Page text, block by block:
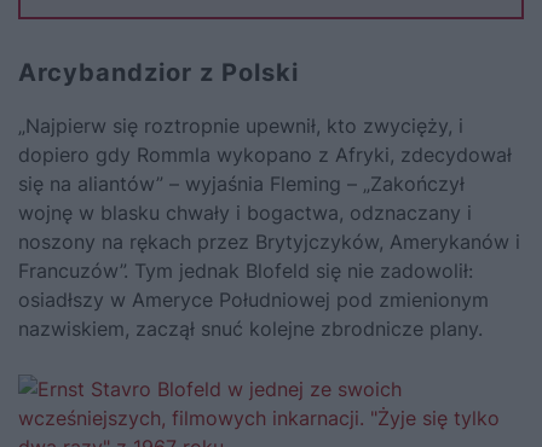
Arcybandzior z Polski
„Najpierw się roztropnie upewnił, kto zwycięży, i
dopiero gdy Rommla wykopano z Afryki, zdecydował
się na aliantów” – wyjaśnia Fleming – „Zakończył
wojnę w blasku chwały i bogactwa, odznaczany i
noszony na rękach przez Brytyjczyków, Amerykanów i
Francuzów”. Tym jednak Blofeld się nie zadowolił:
osiadłszy w Ameryce Południowej pod zmienionym
nazwiskiem, zaczął snuć kolejne zbrodnicze plany.